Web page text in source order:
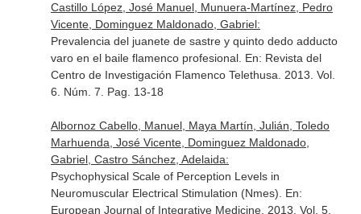
Castillo López, José Manuel, Munuera-Martínez, Pedro
Vicente, Dominguez Maldonado, Gabriel:
Prevalencia del juanete de sastre y quinto dedo adducto
varo en el baile flamenco profesional. En: Revista del
Centro de Investigación Flamenco Telethusa . 2013. Vol.
6. Núm. 7. Pag. 13-18
Albornoz Cabello, Manuel, Maya Martín, Julián, Toledo
Marhuenda, José Vicente, Dominguez Maldonado,
Gabriel, Castro Sánchez, Adelaida:
Psychophysical Scale of Perception Levels in
Neuromuscular Electrical Stimulation (Nmes). En:
European Journal of Integrative Medicine. 2013. Vol. 5.